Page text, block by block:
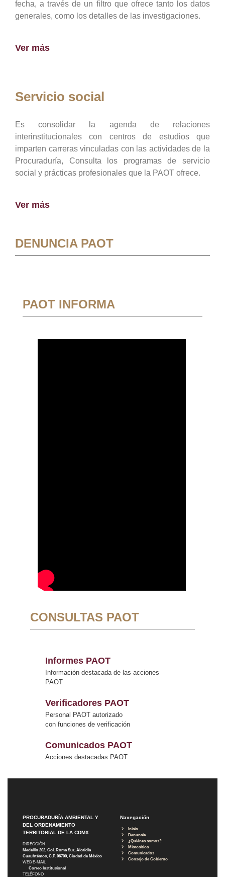
fecha, a través de un filtro que ofrece tanto los datos
generales, como los detalles de las investigaciones.
Ver más
Servicio social
Es consolidar la agenda de relaciones
interinstitucionales con centros de estudios que
imparten carreras vinculadas con las actividades de la
Procuraduría, Consulta los programas de servicio
social y prácticas profesionales que la PAOT ofrece.
Ver más
DENUNCIA PAOT
PAOT INFORMA
CONSULTAS PAOT
Informes PAOT
Información destacada de las acciones
PAOT
Verificadores PAOT
Personal PAOT autorizado
con funciones de verificación
Comunicados PAOT
Acciones destacadas PAOT
PROCURADURÍA AMBIENTAL Y
DEL ORDENAMIENTO
TERRITORIAL DE LA CDMX
DIRECCIÓN
Medellín 202, Col. Roma Sur, Alcaldía
Cuauhtémoc, C.P. 06700, Ciudad de México
WEB E-MAIL
Correo Institucional
TELÉFONO
Navegación
Inicio
Denuncia
¿Quiénes somos?
Micrositios
Comunicados
Consejo de Gobierno